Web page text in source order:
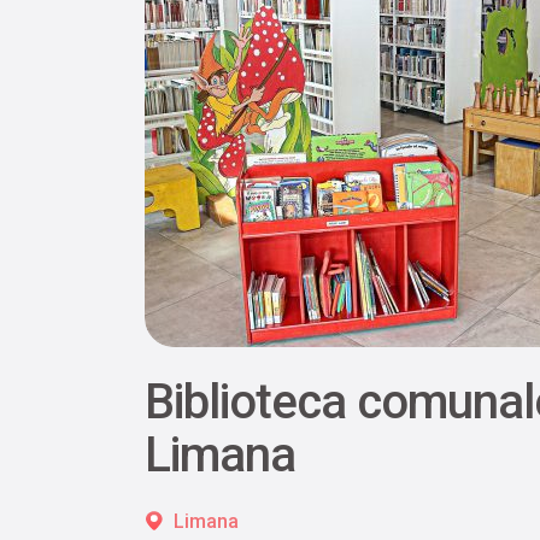
Biblioteca
Limana
Limana